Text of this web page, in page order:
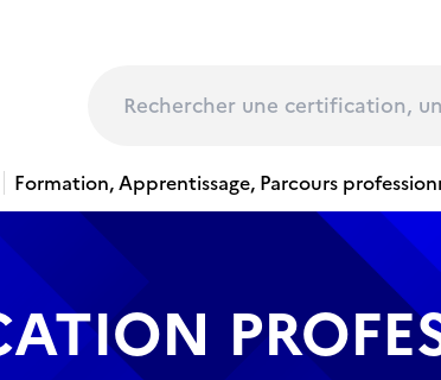
Formation, Apprentissage, Parcours